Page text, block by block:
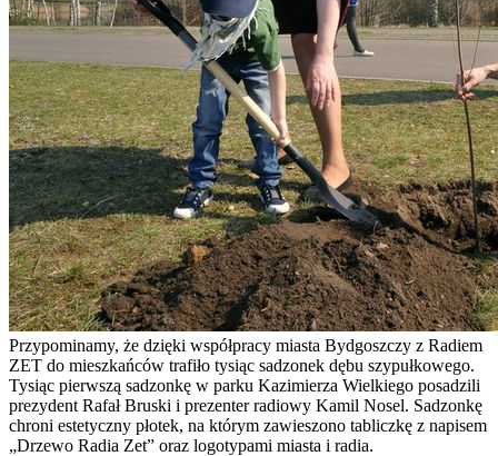
Przypominamy, że dzięki współpracy miasta Bydgoszczy z Radiem
ZET do mieszkańców trafiło tysiąc sadzonek dębu szypułkowego.
Tysiąc pierwszą sadzonkę w parku Kazimierza Wielkiego posadzili
prezydent Rafał Bruski i prezenter radiowy Kamil Nosel. Sadzonkę
chroni estetyczny płotek, na którym zawieszono tabliczkę z napisem
„Drzewo Radia Zet” oraz logotypami miasta i radia.